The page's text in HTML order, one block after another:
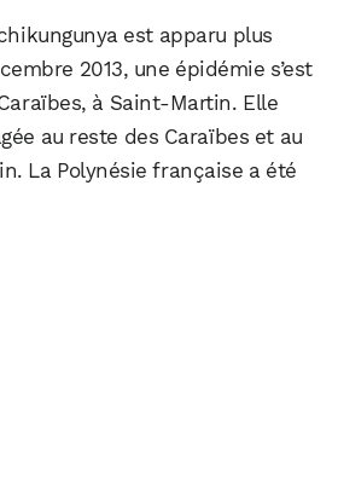
est apparu plus
2013, une épidémie s’est
à Saint-Martin. Elle
au reste des Caraïbes et au
La Polynésie française a été